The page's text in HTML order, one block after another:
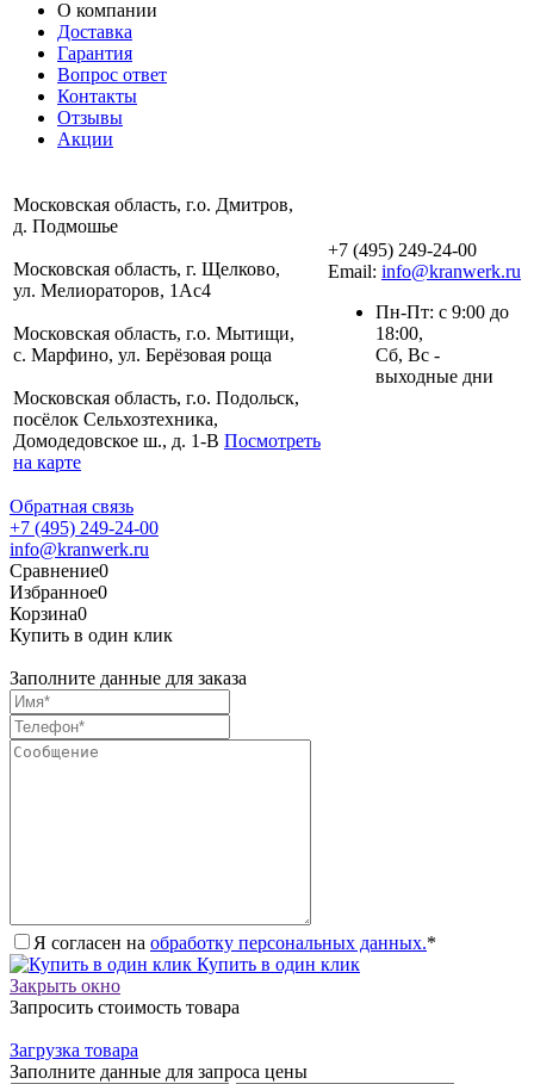
О компании
Доставка
Гарантия
Вопрос ответ
Контакты
Отзывы
Акции
Московская область, г.о. Дмитров,
д. Подмошье
Московская область, г. Щелково,
ул. Мелиораторов, 1Ас4
Московская область, г.о. Мытищи,
с. Марфино, ул. Берёзовая роща
Московская область, г.о. Подольск,
посёлок Сельхозтехника,
Домодедовское ш., д. 1-В Посмотреть
на карте
+7 (495) 249-24-00
Email: info@kranwerk.ru
Пн-Пт: с 9:00 до
18:00,
Сб, Вс -
выходные дни
Обратная связь
+7 (495) 249-24-00
info@kranwerk.ru
Сравнение0
Избранное0
Корзина0
Купить в один клик
Заполните данные для заказа
Я согласен на обработку персональных данных.*
Купить в один клик
Закрыть окно
Запросить стоимость товара
Загрузка товара
Заполните данные для запроса цены